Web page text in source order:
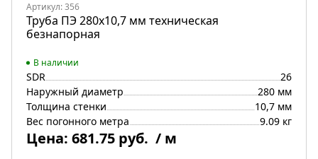
Артикул: 356
Труба ПЭ 280x10,7 мм техническая
безнапорная
В наличии
SDR
26
Наружный диаметр
280 мм
Толщина стенки
10,7 мм
Вес погонного метра
9.09 кг
Цена: 681.75 руб. / м